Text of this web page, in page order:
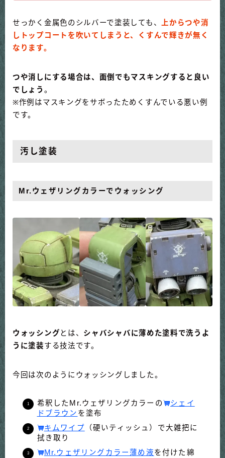
せっかく金属色のシルバーで塗装しても、上からつや消
しトップコートを吹いてしまうと、くすんで輝きが無く
なります。
つや消しにする場合は、面倒でもマスキングすると良い
でしょう 。
※作例はマスキングをサボったためくすんでいる悪い例
です。
汚し塗装
Mr.ウェザリングカラーで ウォッシング
ウォッシング とは、 シャバシャバに薄めた塗料で洗うよ
うに塗装する技法です。
今回は次のようにウォッシングしました。
希釈したMr.ウェザリングカラーの
シェイ
ドブラウン を塗布
キムワイプ （硬いティッシュ）で大雑把に
拭き取り
Mr.ウェザリングカラー薄め液を付けた綿